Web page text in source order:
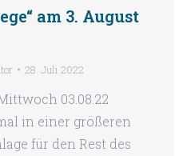
am 3. August
28. Juli 2022
03.08.22
in einer größeren
für den Rest des